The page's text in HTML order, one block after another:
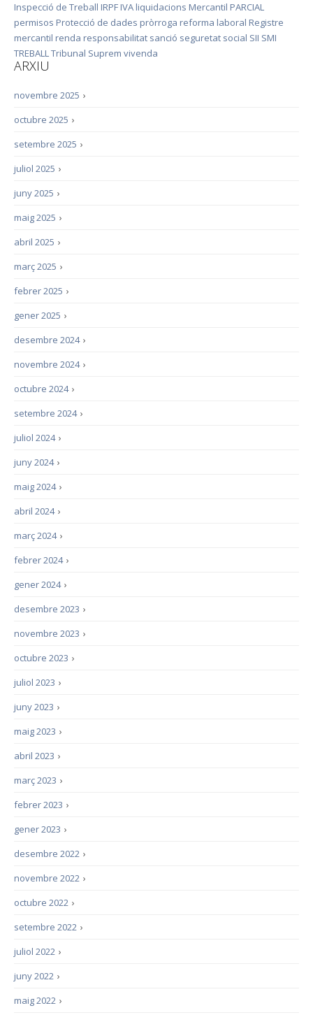
Inspecció de Treball IRPF IVA liquidacions Mercantil PARCIAL
permisos Protecció de dades pròrroga reforma laboral Registre
mercantil renda responsabilitat sanció seguretat social SII SMI
TREBALLTribunal Suprem vivenda
ARXIU
›
novembre 2025
›
octubre 2025
›
setembre 2025
›
juliol 2025
›
juny 2025
›
maig 2025
›
abril 2025
›
març 2025
›
febrer 2025
›
gener 2025
›
desembre 2024
›
novembre 2024
›
octubre 2024
›
setembre 2024
›
juliol 2024
›
juny 2024
›
maig 2024
›
abril 2024
›
març 2024
›
febrer 2024
›
gener 2024
›
desembre 2023
›
novembre 2023
›
octubre 2023
›
juliol 2023
›
juny 2023
›
maig 2023
›
abril 2023
›
març 2023
›
febrer 2023
›
gener 2023
›
desembre 2022
›
novembre 2022
›
octubre 2022
›
setembre 2022
›
juliol 2022
›
juny 2022
›
maig 2022